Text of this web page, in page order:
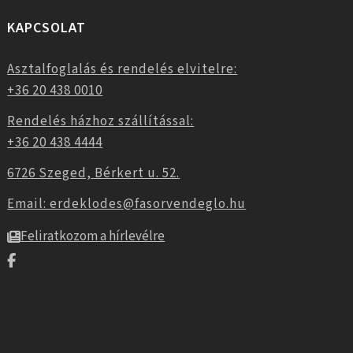
KAPCSOLAT
Asztalfoglalás és rendelés elvitelre:
+36 20 438 0010
Rendelés házhoz szállítással:
+36 20 438 4444
6726 Szeged, Bérkert u. 52.
Email: erdeklodes@fasorvendeglo.hu
Feliratkozom a hírlevélre